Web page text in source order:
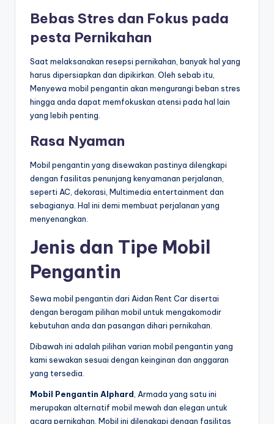
Bebas Stres dan Fokus pada
pesta Pernikahan
Saat melaksanakan resepsi pernikahan, banyak hal yang
harus dipersiapkan dan dipikirkan. Oleh sebab itu,
Menyewa mobil pengantin akan mengurangi beban stres
hingga anda dapat memfokuskan atensi pada hal lain
yang lebih penting.
Rasa Nyaman
Mobil pengantin yang disewakan pastinya dilengkapi
dengan fasilitas penunjang kenyamanan perjalanan,
seperti AC, dekorasi, Multimedia entertainment dan
sebagianya. Hal ini demi membuat perjalanan yang
menyenangkan.
Jenis dan Tipe Mobil
Pengantin
Sewa mobil pengantin dari Aidan Rent Car disertai
dengan beragam pilihan mobil untuk mengakomodir
kebutuhan anda dan pasangan dihari pernikahan.
Dibawah ini adalah pilihan varian mobil pengantin yang
kami sewakan sesuai dengan keinginan dan anggaran
yang tersedia.
Mobil Pengantin Alphard , Armada yang satu ini
merupakan alternatif mobil mewah dan elegan untuk
acara pernikahan. Mobil ini dilengkapi dengan fasilitas